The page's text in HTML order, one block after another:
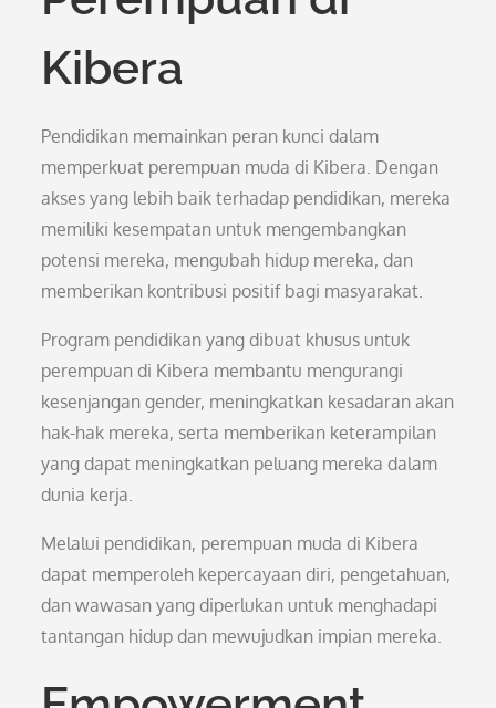
Kibera
Pendidikan memainkan peran kunci dalam
memperkuat perempuan muda di Kibera. Dengan
akses yang lebih baik terhadap pendidikan, mereka
memiliki kesempatan untuk mengembangkan
potensi mereka, mengubah hidup mereka, dan
memberikan kontribusi positif bagi masyarakat.
Program pendidikan yang dibuat khusus untuk
perempuan di Kibera membantu mengurangi
kesenjangan gender, meningkatkan kesadaran akan
hak-hak mereka, serta memberikan keterampilan
yang dapat meningkatkan peluang mereka dalam
dunia kerja.
Melalui pendidikan, perempuan muda di Kibera
dapat memperoleh kepercayaan diri, pengetahuan,
dan wawasan yang diperlukan untuk menghadapi
tantangan hidup dan mewujudkan impian mereka.